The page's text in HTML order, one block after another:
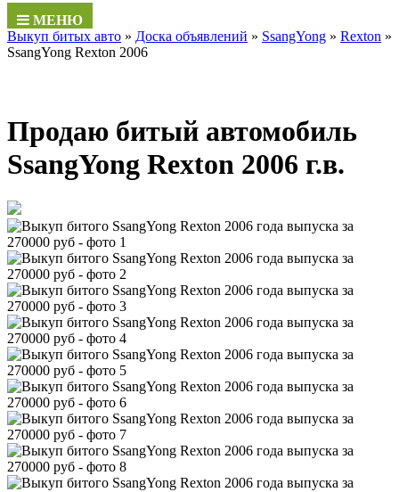
МЕНЮ
Выкуп битых авто » Доска объявлений » SsangYong » Rexton »
SsangYong Rexton 2006
Продаю битый автомобиль
SsangYong Rexton 2006 г.в.